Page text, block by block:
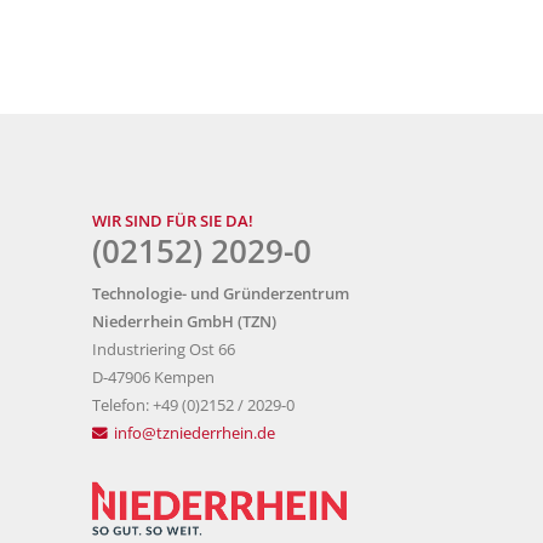
WIR SIND FÜR SIE DA!
(02152) 2029-0
Technologie- und Gründerzentrum
Niederrhein GmbH (TZN)
Industriering Ost 66
D-47906 Kempen
Telefon: +49 (0)2152 / 2029-0
info@tzniederrhein.de